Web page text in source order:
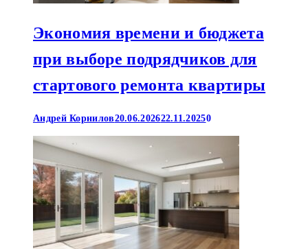
Экономия времени и бюджета
при выборе подрядчиков для
стартового ремонта квартиры
Андрей Корнилов20.06.202622.11.20250